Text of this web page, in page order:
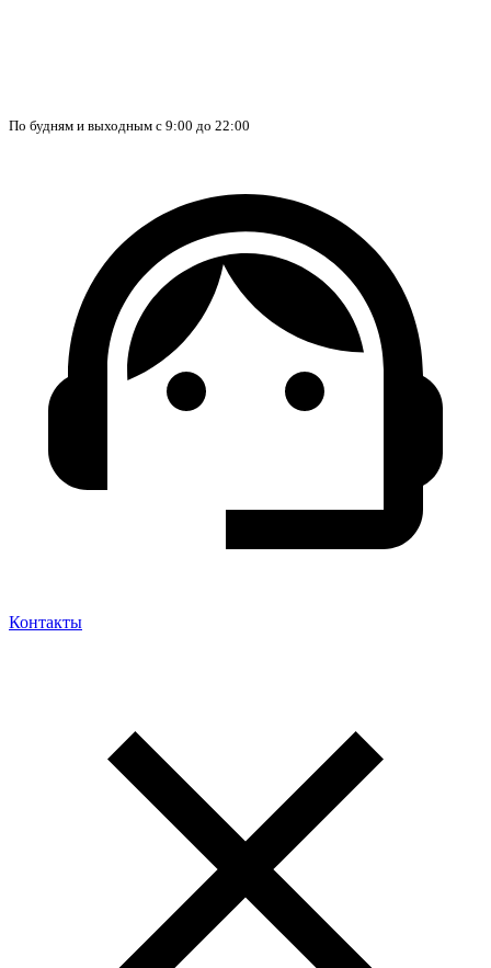
По будням и выходным с 9:00 до 22:00
Контакты